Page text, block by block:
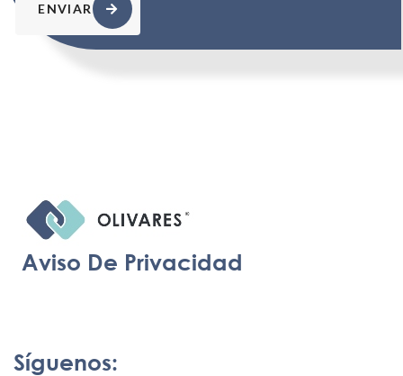
ENVIAR
Aviso De Privacidad
Síguenos: